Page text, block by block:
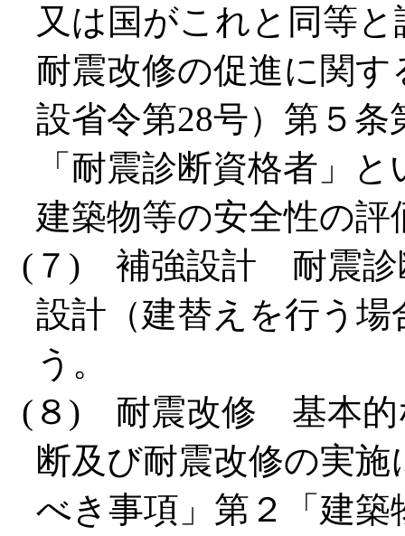
又は国がこれと同等
耐震改修の促進に関
設省令第28号）第５
「耐震診断資格者」
建築物等の安全性の評
(７) 補強設計 耐震診
設計（建替えを行う
う。
(８) 耐震改修 基本的
断及び耐震改修の実
べき事項」第２「建